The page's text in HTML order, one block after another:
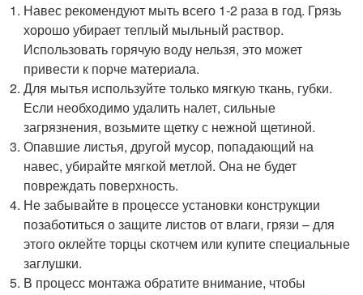
Навес рекомендуют мыть всего 1-2 раза в год. Грязь
хорошо убирает теплый мыльный раствор.
Использовать горячую воду нельзя, это может
привести к порче материала.
Для мытья используйте только мягкую ткань, губки.
Если необходимо удалить налет, сильные
загрязнения, возьмите щетку с нежной щетиной.
Опавшие листья, другой мусор, попадающий на
навес, убирайте мягкой метлой. Она не будет
повреждать поверхность.
Не забывайте в процессе установки конструкции
позаботиться о защите листов от влаги, грязи – для
этого оклейте торцы скотчем или купите специальные
заглушки.
В процесс монтажа обратите внимание, чтобы